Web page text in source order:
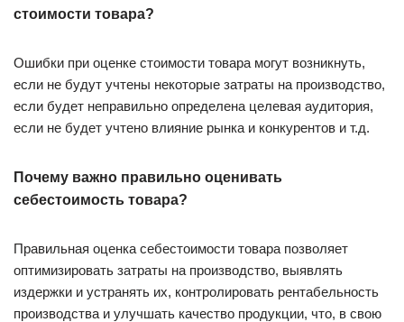
стоимости товара?
Ошибки при оценке стоимости товара могут возникнуть,
если не будут учтены некоторые затраты на производство,
если будет неправильно определена целевая аудитория,
если не будет учтено влияние рынка и конкурентов и т.д.
Почему важно правильно оценивать
себестоимость товара?
Правильная оценка себестоимости товара позволяет
оптимизировать затраты на производство, выявлять
издержки и устранять их, контролировать рентабельность
производства и улучшать качество продукции, что, в свою